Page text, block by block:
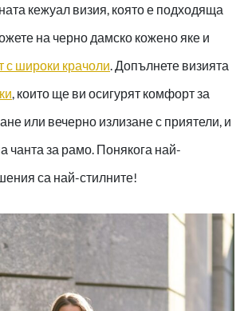
кежуал визия, която е подходяща
на черно дамско кожено яке и
с широки крачоли . Допълнете визията
, които ще ви осигурят комфорт за
или вечерно излизане с приятели, и
чанта за рамо. Понякога най-
са най-стилните!